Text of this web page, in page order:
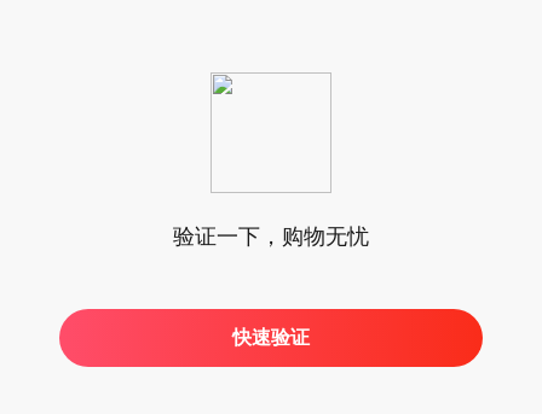
验证一下，购物无忧
快速验证